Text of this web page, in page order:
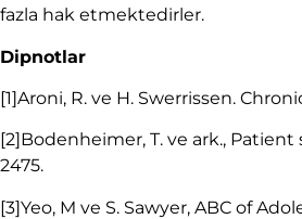
fazla hak etmektedirler.
Dipnotlar
[1]Aroni, R. ve H. Swerrissen.
[2]Bodenheimer, T. ve ark.,
2475.
[3]Yeo, M ve S. Sawyer, ABC of